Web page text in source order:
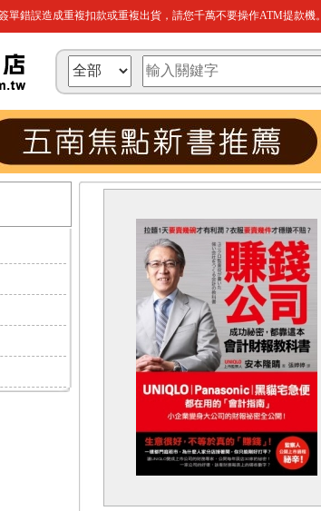
單錯誤造成重複扣款或重複出貨，請您千萬不要操作ATM提款機。